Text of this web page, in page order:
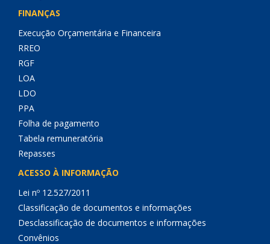
FINANÇAS
Execução Orçamentária e Financeira
RREO
RGF
LOA
LDO
PPA
Folha de pagamento
Tabela remuneratória
Repasses
ACESSO À INFORMAÇÃO
Lei nº 12.527/2011
Classificação de documentos e informações
Desclassificação de documentos e informações
Convênios